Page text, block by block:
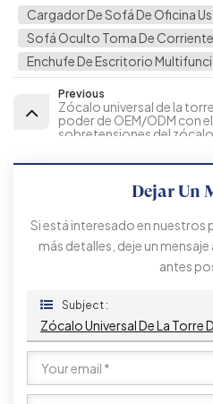
Cargador De Sofá De Oficina
Sofá Oculto Toma De Corriente
Enchufe De Escritorio
Previous
Zócalo universal de la
poder de OEM/ODM con
sobretensiones del zócalo
Dejar Un
Si está interesado en
más detalles, deje un
antes
Subject :